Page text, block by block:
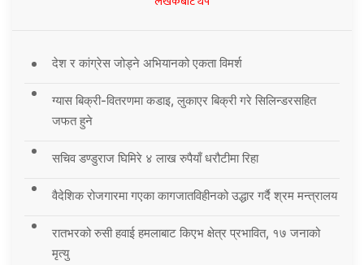
देश र कांग्रेस जोड्ने अभियानको एकता विमर्श
ग्यास बिक्री-वितरणमा कडाइ, लुकाएर बिक्री गरे सिलिन्डरसहित
जफत हुने
सचिव डण्डुराज घिमिरे ४ लाख रुपैयाँ धरौटीमा रिहा
वैदेशिक रोजगारमा गएका कागजातविहीनको उद्धार गर्दै श्रम मन्त्रालय
रातभरको रुसी हवाई हमलाबाट किएभ क्षेत्र प्रभावित, १७ जनाको
मृत्यु